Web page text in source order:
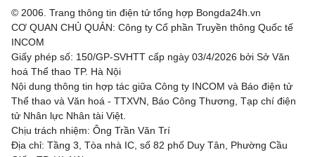
© 2006. Trang thông tin điện tử tổng hợp Bongda24h.vn
CƠ QUAN CHỦ QUẢN: Công ty Cổ phần Truyền thông Quốc tế
INCOM
Giấy phép số: 150/GP-SVHTT cấp ngày 03/4/2026 bởi Sở Văn
hoá Thể thao TP. Hà Nội
Nội dung thông tin hợp tác giữa Công ty INCOM và Báo điện tử
Thể thao và Văn hoá - TTXVN, Báo Công Thương, Tạp chí điện
tử Nhân lực Nhân tài Việt.
Chịu trách nhiệm: Ông Trần Văn Trí
Địa chỉ: Tầng 3, Tòa nhà IC, số 82 phố Duy Tân, Phường Cầu